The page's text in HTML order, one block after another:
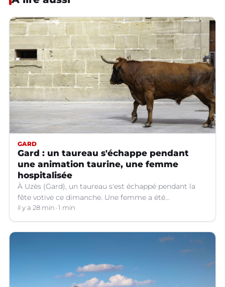
GARD
Gard : un taureau s'échappe pendant
une animation taurine, une femme
hospitalisée
À Uzès (Gard), un taureau s'est échappé pendant la
fête votive ce dimanche. Une femme a été
légèrement blessée et transportée à l'hôpital.
il y a 28 min 1 min